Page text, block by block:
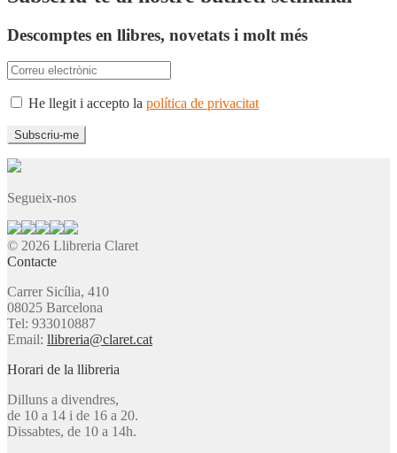
Descomptes en llibres, novetats i molt més
He llegit i accepto la política de privacitat
Segueix-nos
© 2026 Llibreria Claret
Contacte
Carrer Sicília, 410
08025 Barcelona
Tel: 933010887
Email: llibreria@claret.cat
Horari de la llibreria
Dilluns a divendres,
de 10 a 14 i de 16 a 20.
Dissabtes, de 10 a 14h.